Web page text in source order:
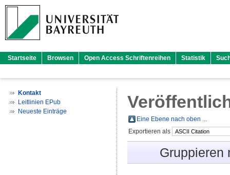
Startseite Browsen Open Access Schriftenreihen Statistik
Kontakt
Leitlinien EPub
Neueste Einträge
Eine Ebene nach oben ...
Exportieren als